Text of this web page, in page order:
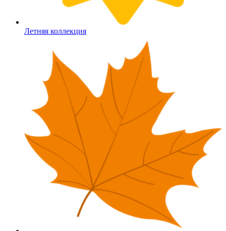
Летняя коллекция